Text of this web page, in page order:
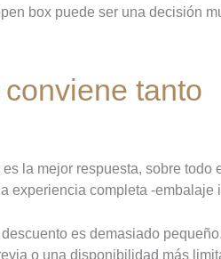
box puede ser una decisión
tanto
la mejor respuesta, sobre
experiencia completa -
es demasiado
o una disponibilidad más